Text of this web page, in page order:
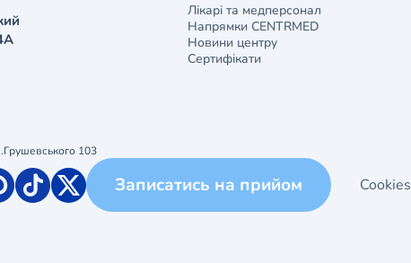
103
Лікарі та медперсонал
Напрямки CENTRMED
Новини центру
Сертифікати
Записатись на прийом Cookies